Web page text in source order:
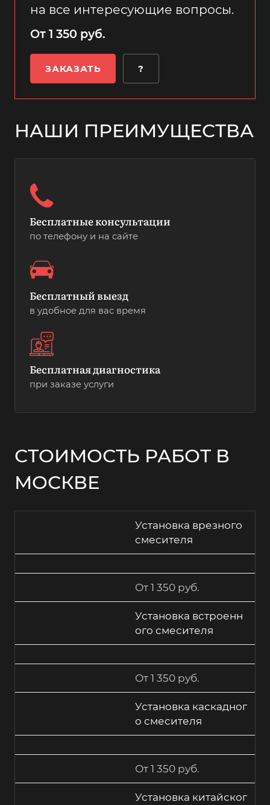
на все интересующие вопросы.
От 1 350 руб.
ЗАКАЗАТЬ ?
НАШИ ПРЕИМУЩЕСТВА
Бесплатные консультации
по телефону и на сайте
Бесплатный выезд
в удобное для вас время
Бесплатная диагностика
при заказе услуги
СТОИМОСТЬ РАБОТ В
МОСКВЕ
Установка врезного
смесителя
От 1 350 руб.
Установка встроенн
ого смесителя
От 1 350 руб.
Установка каскадног
о смесителя
От 1 350 руб.
Установка китайског